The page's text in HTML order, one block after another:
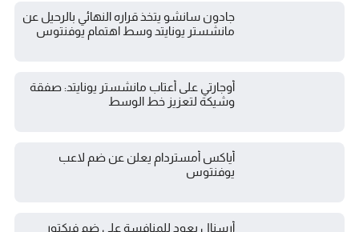
جادون سانشو يتخذ قراره النهائي بالرحيل عن
مانشستر يونايتد وسط اهتمام يوفنتوس
أوجارتي على أعتاب مانشستر يونايتد: صفقة
وشيكة لتعزيز خط الوسط
أياكس أمستردام يعلن عن ضم لاعب
يوفنتوس
أرسنال يعود للمنافسة على ضم فيكتور